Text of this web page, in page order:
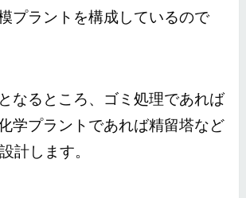
プラントを構成しているので
なるところ、ゴミ処理であれば
学プラントであれば精留塔など
計します。